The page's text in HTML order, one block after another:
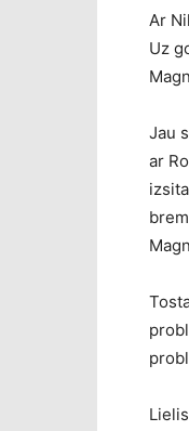
Ar
Uz
Jau
ar